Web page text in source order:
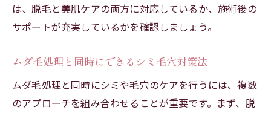
は、脱毛と美肌ケアの両方に対応しているか、施術後の
サポートが充実しているかを確認しましょう。
ムダ毛処理と同時にできるシミ毛穴対策法
ムダ毛処理と同時にシミや毛穴のケアを行うには、複数
のアプローチを組み合わせることが重要です。まず、脱